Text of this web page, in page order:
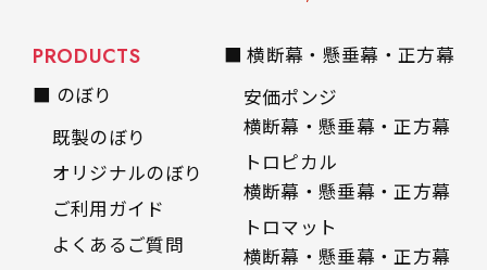
PRODUCTS
■ のぼり
既製のぼり
オリジナルのぼり
ご利用ガイド
よくあるご質問
■ 横断幕・懸垂幕・正方幕
安価ポンジ
横断幕・懸垂幕・正方幕
トロピカル
横断幕・懸垂幕・正方幕
トロマット
横断幕・懸垂幕・正方幕